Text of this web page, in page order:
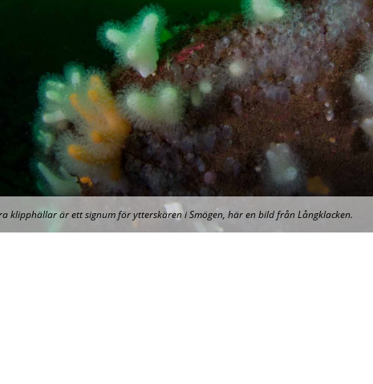
klipphällar är ett signum för ytterskären i Smögen, här en bild från Långklacken.